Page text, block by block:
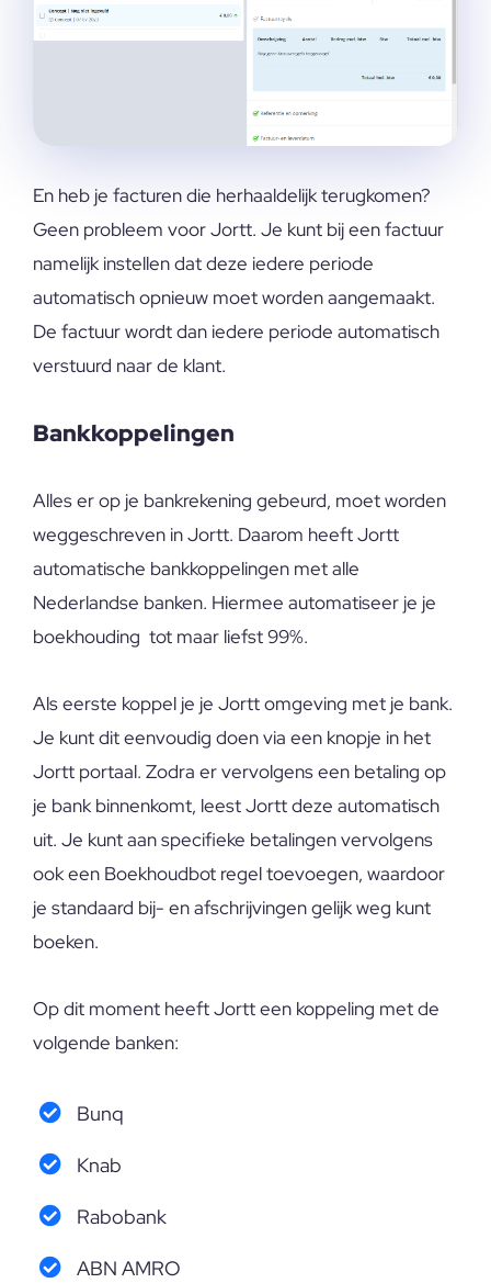
En heb je facturen die herhaaldelijk terugkomen?
Geen probleem voor Jortt. Je kunt bij een factuur
namelijk instellen dat deze iedere periode
automatisch opnieuw moet worden aangemaakt.
De factuur wordt dan iedere periode automatisch
verstuurd naar de klant.
Bankkoppelingen
Alles er op je bankrekening gebeurd, moet worden
weggeschreven in Jortt. Daarom heeft Jortt
automatische bankkoppelingen met alle
Nederlandse banken. Hiermee automatiseer je je
boekhouding tot maar liefst 99%.
Als eerste koppel je je Jortt omgeving met je bank.
Je kunt dit eenvoudig doen via een knopje in het
Jortt portaal. Zodra er vervolgens een betaling op
je bank binnenkomt, leest Jortt deze automatisch
uit. Je kunt aan specifieke betalingen vervolgens
ook een Boekhoudbot regel toevoegen, waardoor
je standaard bij- en afschrijvingen gelijk weg kunt
boeken.
Op dit moment heeft Jortt een koppeling met de
volgende banken:
Bunq
Knab
Rabobank
ABN AMRO